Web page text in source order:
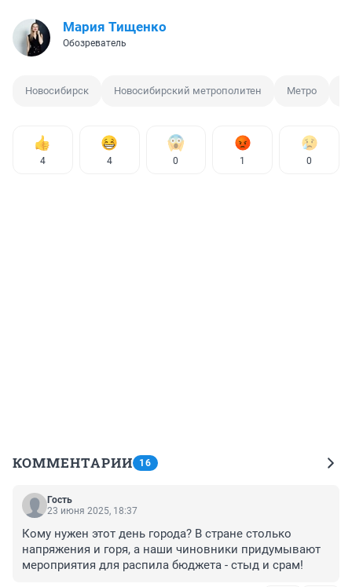
Мария Тищенко
Обозреватель
Новосибирск Новосибирский метрополитен Метро
4 4 0 1 0
КОММЕНТАРИИ 16
Гость
23 июня 2025, 18:37
Кому нужен этот день города? В стране столько
напряжения и горя, а наши чиновники придумывают
мероприятия для распила бюджета - стыд и срам!